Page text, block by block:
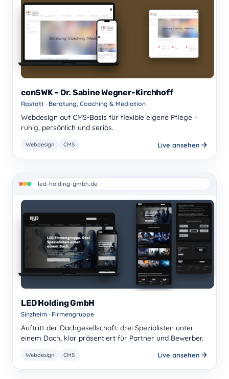
conSWK – Dr. Sabine Wegner-Kirchhoff
Rastatt · Beratung, Coaching & Mediation
Webdesign auf CMS-Basis für flexible eigene Pflege –
ruhig, persönlich und seriös.
Webdesign CMS Live ansehen
led-holding-gmbh.de
LED Holding GmbH
Sinzheim · Firmengruppe
Auftritt der Dachgesellschaft: drei Spezialisten unter
einem Dach, klar präsentiert für Partner und Bewerber.
Webdesign CMS Live ansehen